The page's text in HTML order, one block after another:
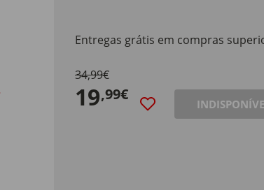
Entregas grátis em compras
34,99€
19,99€